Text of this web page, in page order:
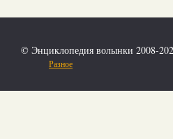
© Энциклопедия волынки 2008-
Разное